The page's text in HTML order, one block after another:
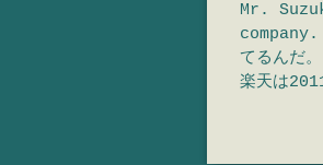
Mr.
company.
てるん
楽天は